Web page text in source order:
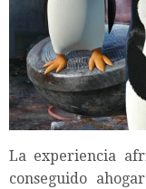
La experiencia
conseguido